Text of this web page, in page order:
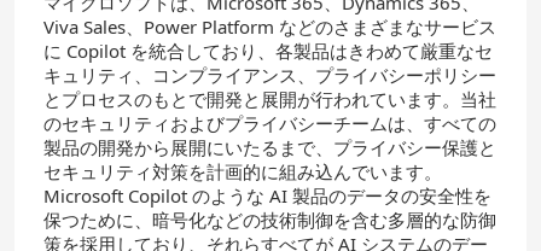
Viva Sales、Power Platform などのさまざまなサービス
に Copilot を統合しており、各製品はきわめて厳重なセ
キュリティ、コンプライアンス、プライバシーポリシー
とプロセスのもとで開発と展開が行われています。当社
のセキュリティおよびプライバシーチームは、すべての
製品の開発から展開にいたるまで、プライバシー保護と
セキュリティ対策を計画的に組み込んでいます。
Microsoft Copilot のような AI 製品のデータの安全性を
保つために、暗号化などの技術制御を含む多層的な防御
策を採用しており、それらすべてが AI システムのデー